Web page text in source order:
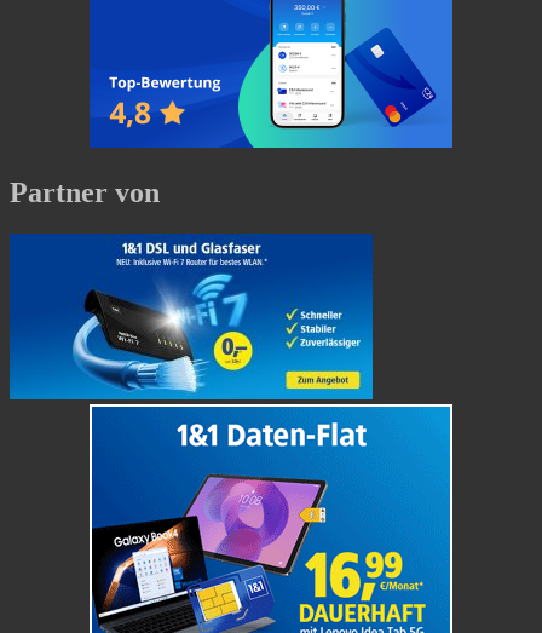
Partner von